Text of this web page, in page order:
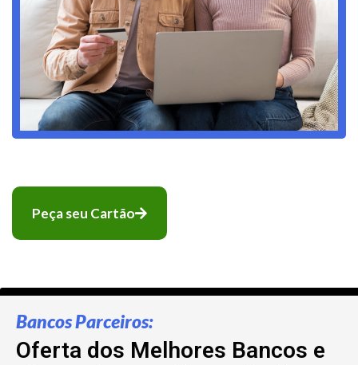
Peça seu Cartão
Bancos Parceiros:
Oferta dos Melhores Bancos e